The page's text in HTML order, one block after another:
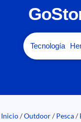
Tecnología
Inicio/Outdoor/ Pesca/